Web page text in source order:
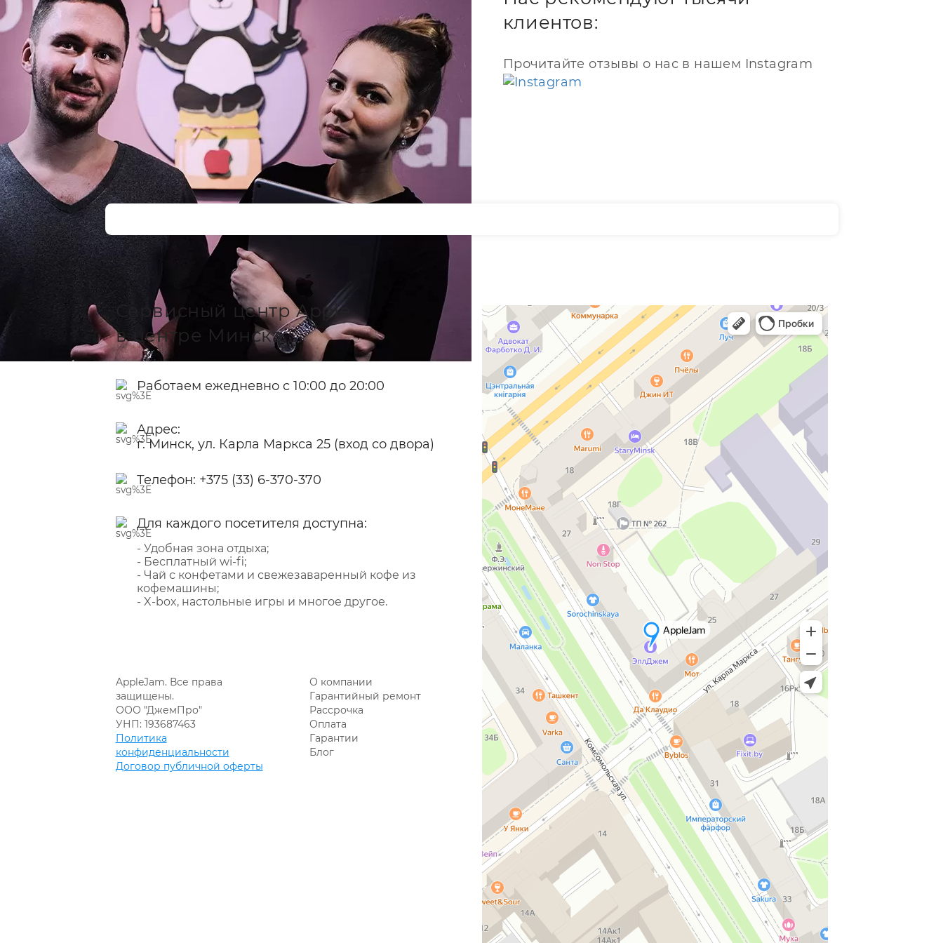
клиентов:
Прочитайте отзывы о нас в нашем Instagram
Сервисный центр Apple
в центре Минска
Работаем ежедневно с 10:00 до 20:00
Адрес:
г. Минск, ул. Карла Маркса 25 (вход со двора)
Телефон: +375 (33) 6-370-370
Для каждого посетителя доступна:
- Удобная зона отдыха;
- Бесплатный wi-fi;
- Чай с конфетами и свежезаваренный кофе из
кофемашины;
- X-box, настольные игры и многое другое.
AppleJam. Все права
защищены.
ООО "ДжемПро"
УНП: 193687463
Политика
конфиденциальности
Договор публичной оферты
О компании
Гарантийный ремонт
Рассрочка
Оплата
Гарантии
Блог